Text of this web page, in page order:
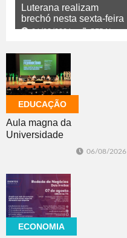
Luterana realizam
brechó nesta sexta-feira
06/08/2026 GERAL
EDUCAÇÃO
Aula magna da
Universidade
acadêmica em
debate sobre o
feminicídio
06/08/2026
ECONOMIA